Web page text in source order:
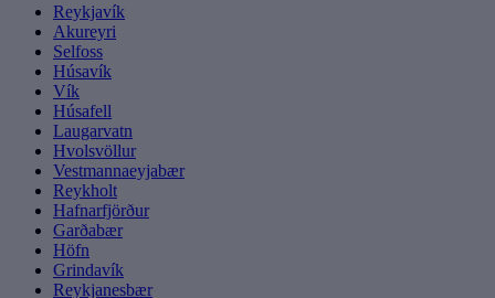
Reykjavík
Akureyri
Selfoss
Húsavík
Vík
Húsafell
Laugarvatn
Hvolsvöllur
Vestmannaeyjabær
Reykholt
Hafnarfjörður
Garðabær
Höfn
Grindavík
Reykjanesbær